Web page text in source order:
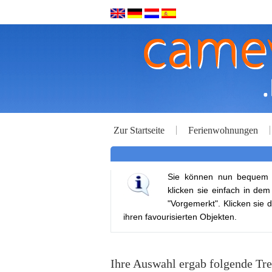
Zur Startseite Ferienwohnungen
Sie können nun
klicken sie einfach in
"Vorgemerkt". Klicken sie
ihren favourisierten Objekten.
Ihre Auswahl ergab folgende